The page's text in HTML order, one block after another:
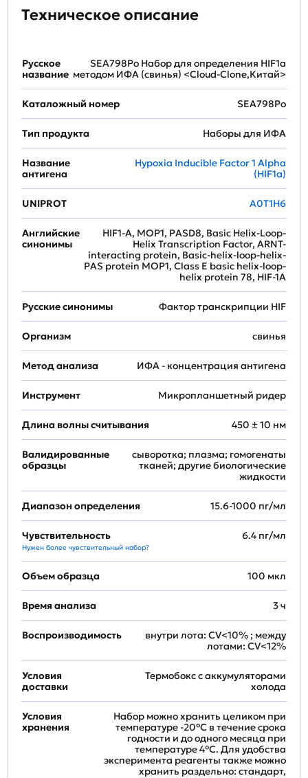
Техническое описание
Русское
название
SEA798Po Набор для определения HIF1a
методом ИФА (свинья) <Cloud-Clone,Китай>
Каталожный номер SEA798Po
Тип продукта Наборы для ИФА
Название
антигена
Hypoxia Inducible Factor 1 Alpha
(HIF1a)
UNIPROT A0T1H6
Английские
синонимы
HIF1-A, MOP1, PASD8, Basic Helix-Loop-
Helix Transcription Factor, ARNT-
interacting protein, Basic-helix-loop-helix-
PAS protein MOP1, Class E basic helix-loop-
helix protein 78, HIF-1A
Русские синонимы Фактор транскрипции HIF
Организм свинья
Метод анализа ИФА - концентрация антигена
Инструмент Микропланшетный ридер
Длина волны считывания 450 ± 10 нм
Валидированные
образцы
сыворотка; плазма; гомогенаты
тканей; другие биологические
жидкости
Диапазон определения 15.6-1000 пг/мл
Чувствительность
Нужен более чувствительный набор?
6.4 пг/мл
Объем образца 100 мкл
Время анализа 3 ч
Воспроизводимость
внутри лота: CV<10% ; между
лотами: CV<12%
Условия
доставки
Термобокс с аккумуляторами
холода
Условия
хранения
Набор можно хранить целиком при
температуре -20°C в течение срока
годности и до одного месяца при
температуре 4°C. Для удобства
эксперимента реагенты также можно
хранить раздельно: стандарт,